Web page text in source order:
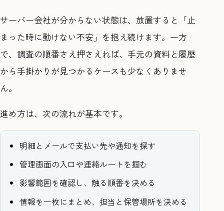
サーバー会社が分からない状態は、放置すると「止
まった時に動けない不安」を抱え続けます。一方
で、調査の順番さえ押さえれば、手元の資料と履歴
から手掛かりが見つかるケースも少なくありませ
ん。
進め方は、次の流れが基本です。
明細とメールで支払い先や通知を探す
管理画面の入口や連絡ルートを掴む
影響範囲を確認し、触る順番を決める
情報を一枚にまとめ、担当と保管場所を決める